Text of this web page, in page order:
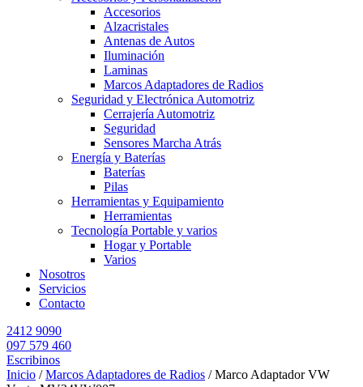
Accesorios
Alzacristales
Antenas de Autos
Iluminación
Laminas
Marcos Adaptadores de Radios
Seguridad y Electrónica Automotriz
Cerrajería Automotriz
Seguridad
Sensores Marcha Atrás
Energía y Baterías
Baterías
Pilas
Herramientas y Equipamiento
Herramientas
Tecnología Portable y varios
Hogar y Portable
Varios
Nosotros
Servicios
Contacto
2412 9090
097 579 460
Escribinos
Inicio /Marcos Adaptadores de Radios / Marco Adaptador VW